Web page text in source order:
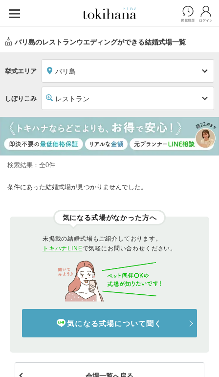
バリ島のレストランウエディングができる結婚式場一覧
挙式エリア バリ島
しぼりこみ レストラン
検索結果：全0件
条件にあった結婚式場が見つかりませんでした。
気になる式場がなかった方へ
未掲載の結婚式場もご紹介しております。
トキハナLINEで気軽にお問い合わせください。
気になる式場について聞く